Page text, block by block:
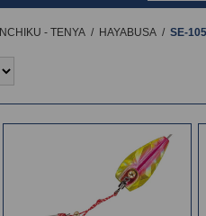
INCHIKU - TENYA / HAYABUSA / SE-